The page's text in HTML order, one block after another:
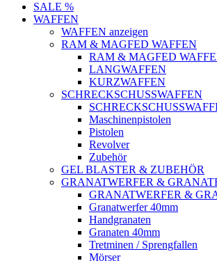
SALE %
WAFFEN
WAFFEN anzeigen
RAM & MAGFED WAFFEN
RAM & MAGFED
LANGWAFFEN
KURZWAFFEN
SCHRECKSCHUSSWAFFEN
Maschinenpistolen
Pistolen
Revolver
Zubehör
GEL BLASTER & ZUBEHÖR
GRANATWERFER &
GRANATWERFER &
Granatwerfer 40mm
Handgranaten
Granaten 40mm
Tretminen / Sprengfallen
Mörser